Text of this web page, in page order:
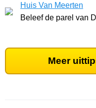
Huis Van Meerten
Beleef de parel van
Meer